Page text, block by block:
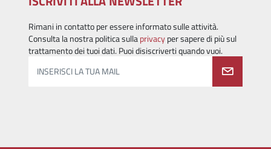
Rimani in contatto per essere informato sulle attività.
Consulta la nostra politica sullaprivacyper sapere di più sul
trattamento dei tuoi dati. Puoi disiscriverti quando vuoi.
INSERISCI LA TUA MAIL